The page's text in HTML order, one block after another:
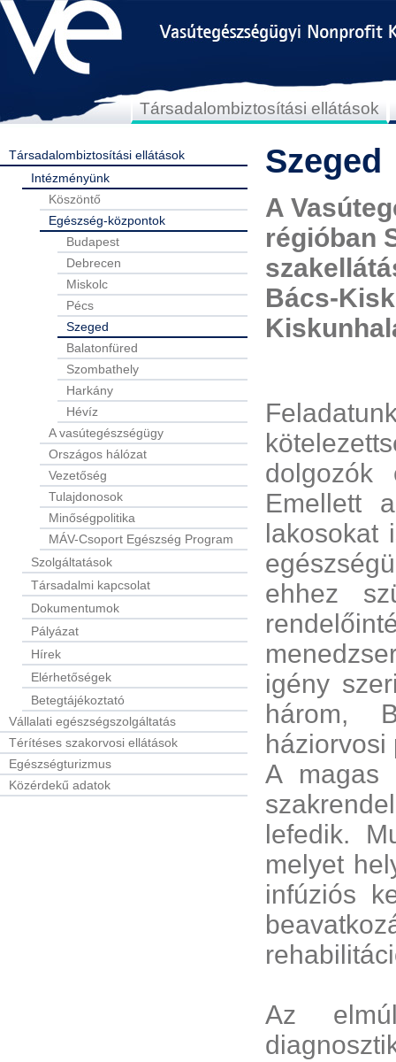
Társadalombiztosítási ellátások
Társadalombiztosítási ellátások
Intézményünk
Köszöntő
Egészség-központok
Budapest
Debrecen
Miskolc
Pécs
Szeged
Balatonfüred
Szombathely
Harkány
Hévíz
A vasútegészségügy
Országos hálózat
Vezetőség
Tulajdonosok
Minőségpolitika
MÁV-Csoport Egészség Program
Szolgáltatások
Társadalmi kapcsolat
Dokumentumok
Pályázat
Hírek
Elérhetőségek
Betegtájékoztató
Vállalati egészségszolgáltatás
Térítéses szakorvosi ellátások
Egészségturizmus
Közérdekű adatok
Szeged
A
régióban
Bács-
dolgozók
Emellett
lakosokat
ehhez
igény
három,
háziorvosi
A magas
lefedik.
melyet
infúziós
Az